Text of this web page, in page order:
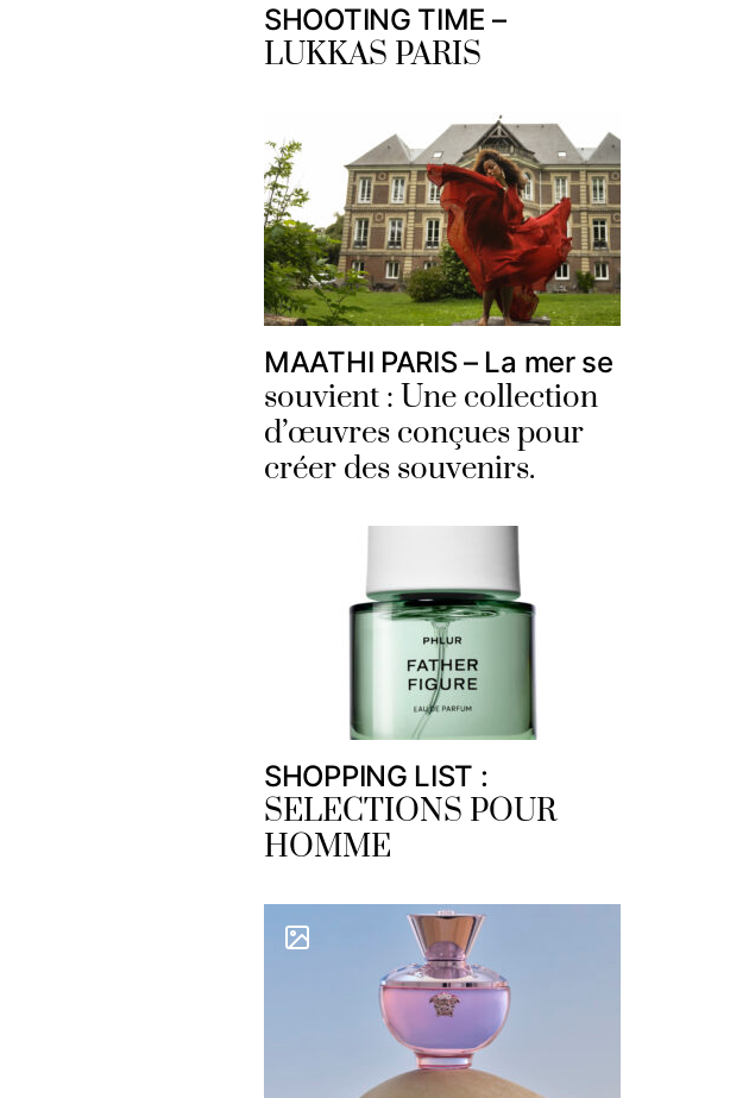
SHOOTING TIME –
LUKKAS PARIS
MAATHI PARIS – La mer se
souvient : Une collection
d’œuvres conçues pour
créer des souvenirs.
SHOPPING LIST :
SELECTIONS POUR
HOMME